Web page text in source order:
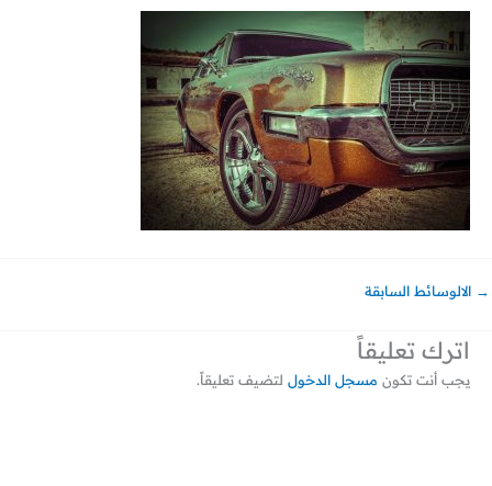
→ الالوسائط السابقة
اترك تعليقاً
يجب أنت تكون مسجل الدخول لتضيف تعليقاً.